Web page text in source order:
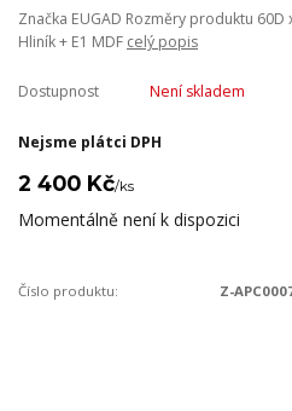
Značka EUGAD Rozměry produktu
Hliník + E1 MDF celý popis
Dostupnost Není skladem
Nejsme plátci DPH
2 400 Kč/ks
Momentálně není k dispozici
Číslo produktu: Z-